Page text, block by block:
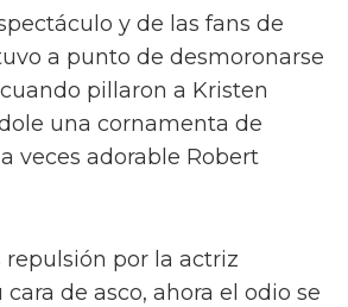
y de las fans de
a punto de desmoronarse
pillaron a Kristen
una cornamenta de
veces adorable Robert
repulsión por la actriz
de asco, ahora el odio se